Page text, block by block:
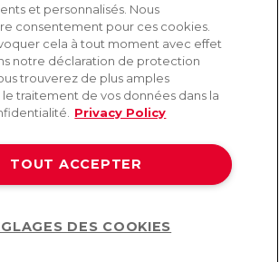
gratuiteet personnalisés. Nous
consentement pour ces cookies.
cela à tout moment avec effet
notre déclaration de protection
trouverez de plus amples
traitement de vos données dans la
Privacy Policy
TOUT ACCEPTER
DES COOKIES